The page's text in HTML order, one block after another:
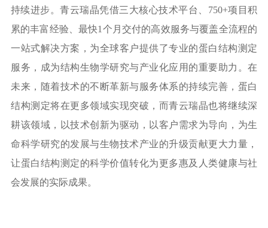
持续进步。青云瑞晶凭借三大核心技术平台、 750+项目积
累的丰富经验、最快1个月交付的高效服务与覆盖全流程的
一站式解决方案，为全球客户提供了专业的蛋白结构测定
服务，成为结构生物学研究与产业化应用的重要助力。在
未来，随着技术的不断革新与服务体系的持续完善，蛋白
结构测定将在更多领域实现突破，而青云瑞晶也将继续深
耕该领域，以技术创新为驱动，以客户需求为导向，为生
命科学研究的发展与生物技术产业的升级贡献更大力量，
让蛋白结构测定的科学价值转化为更多惠及人类健康与社
会发展的实际成果。